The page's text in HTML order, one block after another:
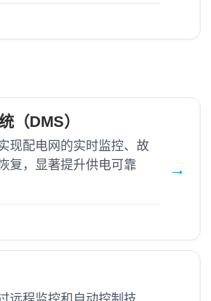
（DMS）
现配电网的实时监控、故
复，显著提升供电可靠